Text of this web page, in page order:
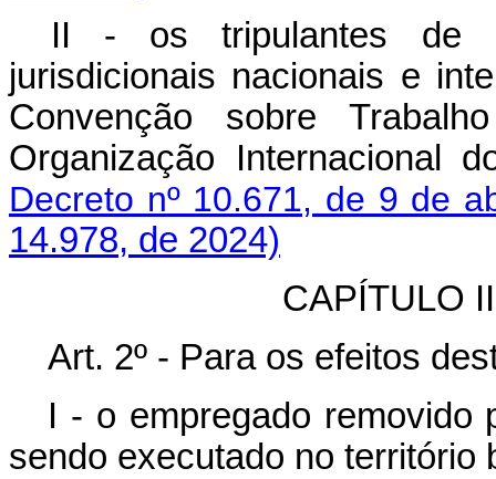
II - os tripulantes de
jurisdicionais nacionais e
Convenção sobre
Organização Internacional
Decreto nº 10.671, de 9 de
14.978, de 2024)
CAPÍTULO
Art. 2º - Para os efeitos
I - o empregado removido
sendo executado no território